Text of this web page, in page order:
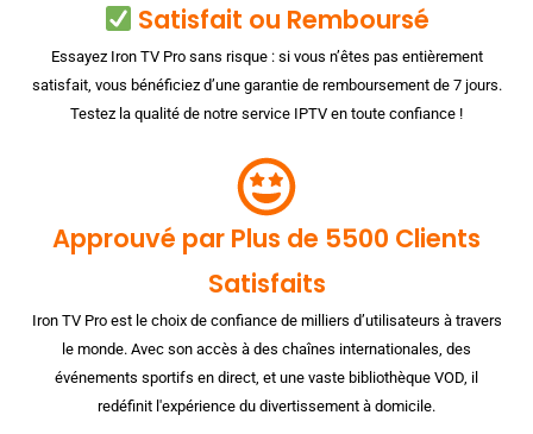
Satisfait ou Remboursé
Essayez Iron TV Pro sans risque : si vous n’êtes pas entièrement
satisfait, vous bénéficiez d’une garantie de remboursement de 7 jours.
Testez la qualité de notre service IPTV en toute confiance !
Approuvé par Plus de 5500 Clients
Satisfaits
Iron TV Pro est le choix de confiance de milliers d’utilisateurs à travers
le monde. Avec son accès à des chaînes internationales, des
événements sportifs en direct, et une vaste bibliothèque VOD, il
redéfinit l'expérience du divertissement à domicile.